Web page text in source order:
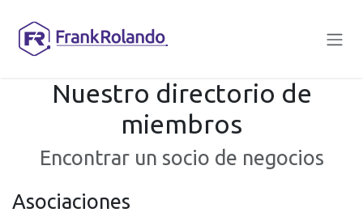
Nuestro directorio de
miembros
Encontrar un socio de negocios
Asociaciones